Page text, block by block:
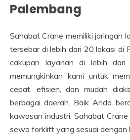
Palembang
Sahabat Crane memiliki jaringan
tersebar di lebih dari 20 lokasi di
cakupan layanan di lebih
memungkinkan kami untuk
cepat, efisien, dan mudah
berbagai daerah. Baik Anda
kawasan industri, Sahabat Crane
sewa forklift yang sesuai dengan